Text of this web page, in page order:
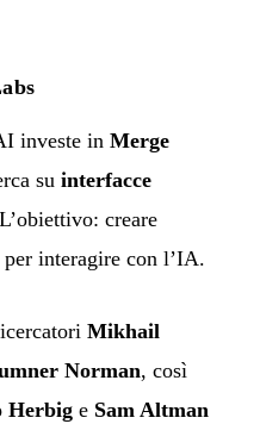
investe in Merge
su interfacce
creare
interagire con l’IA.
Mikhail
Norman, così
Herbig e Sam Altman